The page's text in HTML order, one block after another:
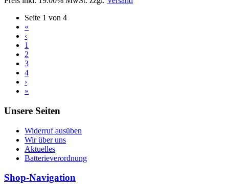
Seite 1 von 4
«
‹
1
2
3
4
›
»
Unsere Seiten
Widerruf ausüben
Wir über uns
Aktuelles
Batterieverordnung
Shop-Navigation